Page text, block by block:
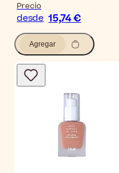
Precio
desde 15,74 €
Agregar